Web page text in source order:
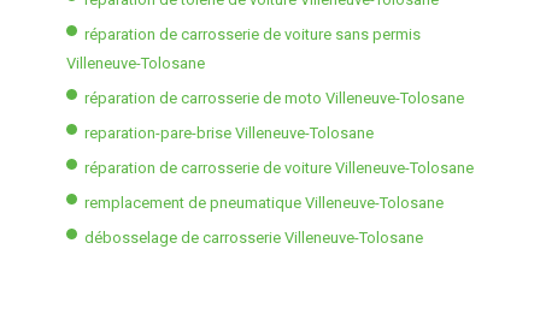
réparation de carrosserie de voiture sans permis
Villeneuve-Tolosane
réparation de carrosserie de moto Villeneuve-Tolosane
reparation-pare-brise Villeneuve-Tolosane
réparation de carrosserie de voiture Villeneuve-Tolosane
remplacement de pneumatique Villeneuve-Tolosane
débosselage de carrosserie Villeneuve-Tolosane